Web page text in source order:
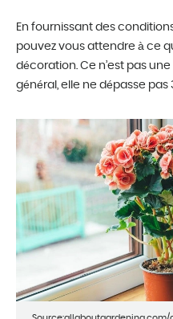
En fournissant des
pouvez vous attendre à ce
décoration. Ce n’est pas
général, elle ne dépasse